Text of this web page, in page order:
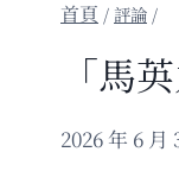
/ 評論 /
「馬
2026 年 6 月